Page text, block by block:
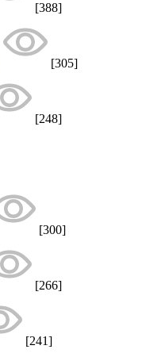
[388]
[305]
[248]
[300]
[266]
[241]